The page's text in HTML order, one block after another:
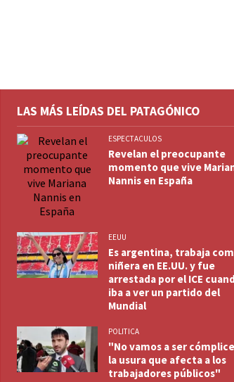
LAS MÁS LEÍDAS DEL PATAGÓNICO
ESPECTACULOS
Revelan el preocupante
momento que vive
Nannis en España
EEUU
Es argentina, trabaja
niñera en EE.UU. y fue
arrestada por el ICE
iba a ver un partido del
Mundial
POLITICA
"No vamos a ser
la usura que afecta a los
trabajadores públicos"